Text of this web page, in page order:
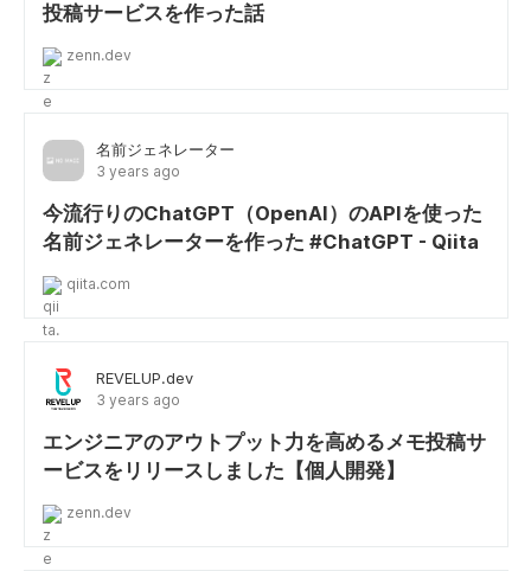
投稿サービスを作った話
zenn.dev
名前ジェネレーター
3 years ago
今流行りのChatGPT（OpenAI）のAPIを使った
名前ジェネレーターを作った #ChatGPT - Qiita
qiita.com
REVELUP.dev
3 years ago
エンジニアのアウトプット力を高めるメモ投稿サ
ービスをリリースしました【個人開発】
zenn.dev